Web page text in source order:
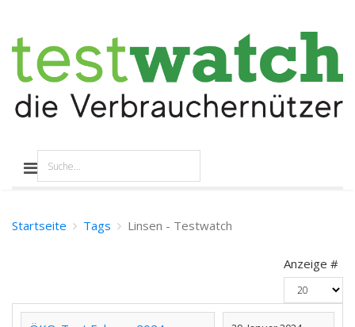
Startseite Tags Linsen - Testwatch
Anzeige #